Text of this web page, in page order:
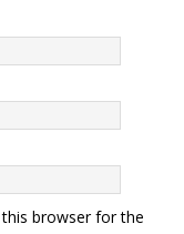
browser for the